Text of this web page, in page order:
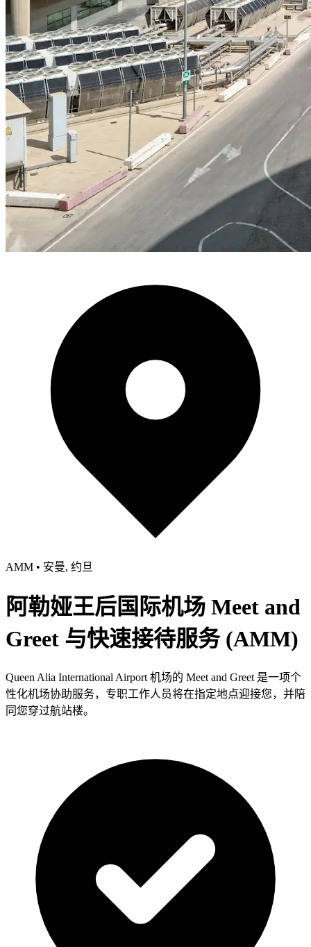
AMM • 安曼, 约旦
阿勒娅王后国际机场 Meet and
Greet 与快速接待服务 (AMM)
Queen Alia International Airport 机场的 Meet and Greet 是一项个
性化机场协助服务，专职工作人员将在指定地点迎接您，并陪
同您穿过航站楼。